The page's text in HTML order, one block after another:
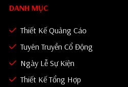
DANH MỤC
Thiết Kế Quảng Cáo
Tuyên Truyền Cổ Động
Ngày Lễ Sự Kiện
Thiết Kế Tổng Hợp